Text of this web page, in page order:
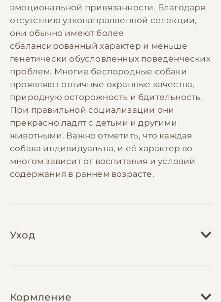
эмоциональной привязанности. Благодаря
отсутствию узконаправленной селекции,
они обычно имеют более
сбалансированный характер и меньше
генетически обусловленных поведенческих
проблем. Многие беспородные собаки
проявляют отличные охранные качества,
природную осторожность и бдительность.
При правильной социализации они
прекрасно ладят с детьми и другими
животными. Важно отметить, что каждая
собака индивидуальна, и её характер во
многом зависит от воспитания и условий
содержания в раннем возрасте.
Уход
зависит от типа её шерсти и размеров.
Кормление